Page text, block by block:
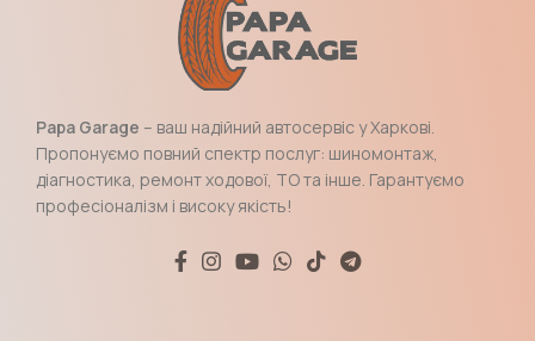
Papa Garage – ваш надійний автосервіс у Харкові.
Пропонуємо повний спектр послуг: шиномонтаж,
діагностика, ремонт ходової, ТО та інше. Гарантуємо
професіоналізм і високу якість!